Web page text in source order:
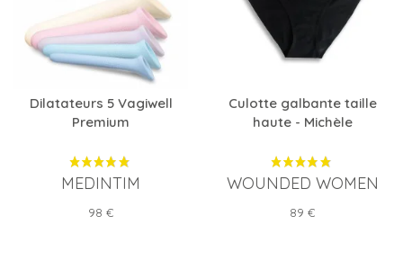
Dilatateurs 5 Vagiwell
Premium
MEDINTIM
Prix
98 €
Culotte galbante taille
haute - Michèle
WOUNDED WOMEN
Prix
89 €